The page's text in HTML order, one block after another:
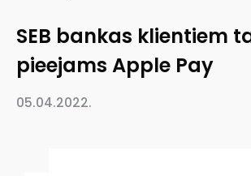
SEB bankas klientiem
pieejams Apple Pay
05.04.2022.